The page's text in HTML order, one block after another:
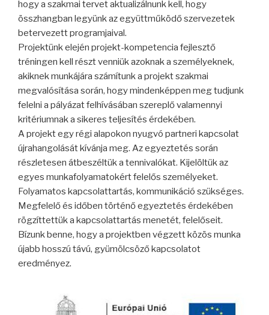
hogy a szakmai tervet aktualizálnunk kell, hogy
összhangban legyünk az együttműködő szervezetek
betervezett programjaival.
Projektünk elején projekt-kompetencia fejlesztő
tréningen kell részt venniük azoknak a személyeknek,
akiknek munkájára számítunk a projekt szakmai
megvalósítása során, hogy mindenképpen meg tudjunk
felelni a pályázat felhívásában szereplő valamennyi
kritériumnak a sikeres teljesítés érdekében.
A projekt egy régi alapokon nyugvó partneri kapcsolat
újrahangolását kívánja meg. Az egyeztetés során
részletesen átbeszéltük a tennivalókat. Kijelöltük az
egyes munkafolyamatokért felelős személyeket.
Folyamatos kapcsolattartás, kommunikáció szükséges.
Megfelelő és időben történő egyeztetés érdekében
rögzíttettük a kapcsolattartás menetét, felelőseit.
Bízunk benne, hogy a projektben végzett közös munka
újabb hosszú távú, gyümölcsöző kapcsolatot
eredményez.